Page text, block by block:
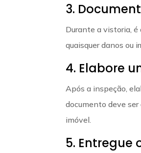
3.
Durante a vistoria,
quaisquer danos ou
4. Elabore
Após a inspeção,
documento deve
imóvel.
5. Entregue